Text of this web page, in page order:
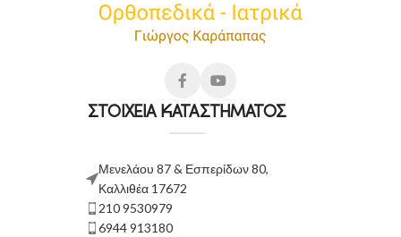
ΣΤΟΙΧΕΙΑ ΚΑΤΑΣΤΗΜΑΤΟΣ
Μενελάου 87 & Εσπερίδων 80,
Καλλιθέα 17672
210 9530979
6944 913180